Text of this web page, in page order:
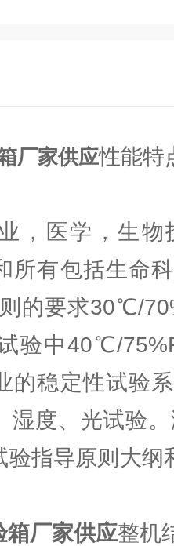
厂家供应性能特
，医学，生物
所有包括生命
的要求30℃/
验中40℃/
的稳定性试验
湿度、光试验
验指导原则大
箱厂家供应整机